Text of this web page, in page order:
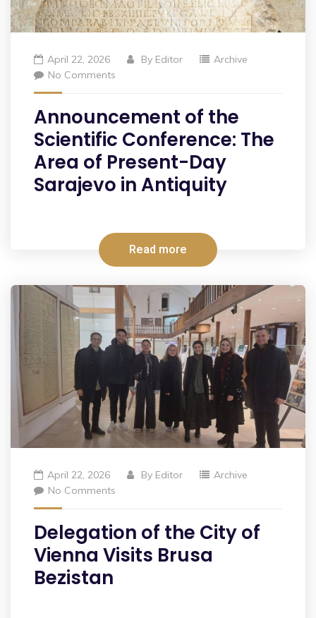
April 22, 2026 By Editor
Archive
No Comments
Announcement of the
Scientific Conference: The
Area of Present-Day
Sarajevo in Antiquity
Read more
April 22, 2026 By Editor
Archive
No Comments
Delegation of the City of
Vienna Visits Brusa
Bezistan